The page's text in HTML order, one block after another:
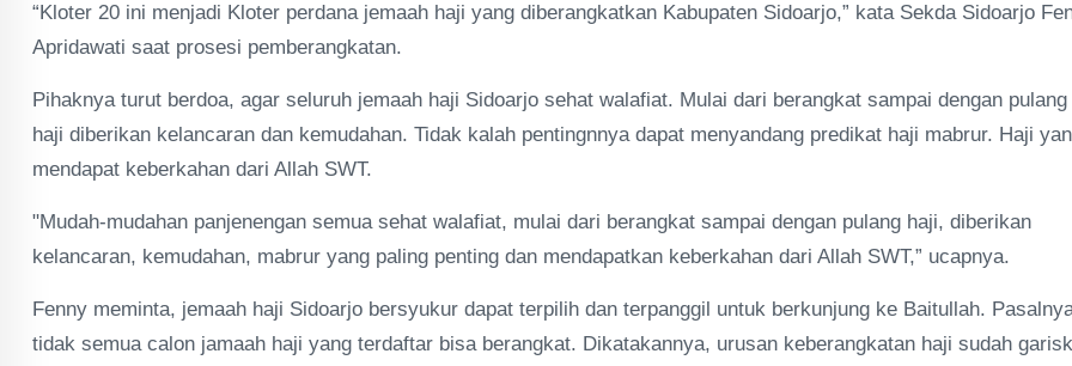
“Kloter 20 ini menjadi Kloter perdana jemaah haji yang diberangkatkan Kabupaten Sidoarjo,” kata Sekda Sidoarjo
Apridawati saat prosesi pemberangkatan.
Pihaknya turut berdoa, agar seluruh jemaah haji Sidoarjo sehat walafiat. Mulai dari berangkat sampai dengan pulang
haji diberikan kelancaran dan kemudahan. Tidak kalah pentingnnya dapat menyandang predikat haji mabrur. Haji
mendapat keberkahan dari Allah SWT.
"Mudah-mudahan panjenengan semua sehat walafiat, mulai dari berangkat sampai dengan pulang haji, diberikan
kelancaran, kemudahan, mabrur yang paling penting dan mendapatkan keberkahan dari Allah SWT,” ucapnya.
Fenny meminta, jemaah haji Sidoarjo bersyukur dapat terpilih dan terpanggil untuk berkunjung ke Baitullah.
tidak semua calon jamaah haji yang terdaftar bisa berangkat. Dikatakannya, urusan keberangkatan haji sudah